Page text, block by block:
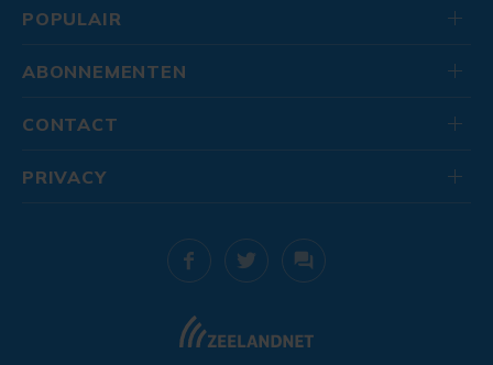
POPULAIR
ABONNEMENTEN
CONTACT
PRIVACY